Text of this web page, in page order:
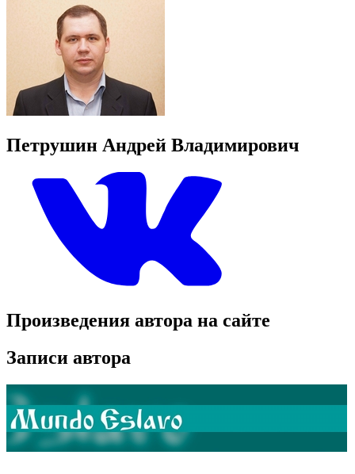
Петрушин Андрей Владимирович
Произведения автора на сайте
Записи автора